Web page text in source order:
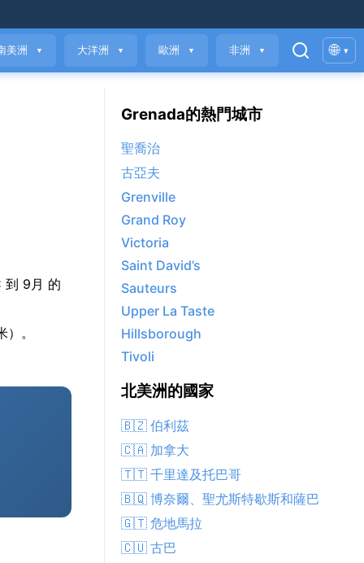
美洲 ▼ 大洋洲 ▼ 歐洲 ▼ 非洲 ▼ 🌐 ▾
到 9月 的
。
Grenada的熱門城市
聖喬治
古亞夫
Grenville
Grand Roy
Victoria
Saint David’s
Sauteurs
Upper La Taste
Hillsborough
Tivoli
北美洲的國家
🇧🇿 伯利茲
🇨🇦 加拿大
🇹🇹 千里達及托巴哥
🇧🇶 博奈爾、聖尤斯特歇斯和薩巴
🇬🇹 危地馬拉
🇨🇺 古巴